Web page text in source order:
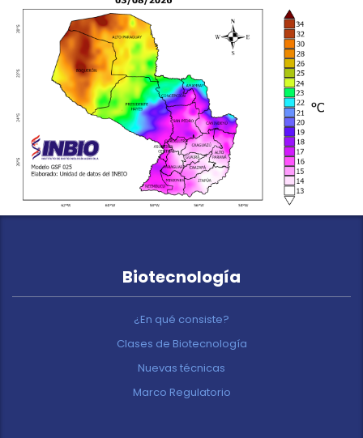
Biotecnología
¿En qué consiste?
Clases de Biotecnología
Nuevas técnicas
Marco Regulatorio